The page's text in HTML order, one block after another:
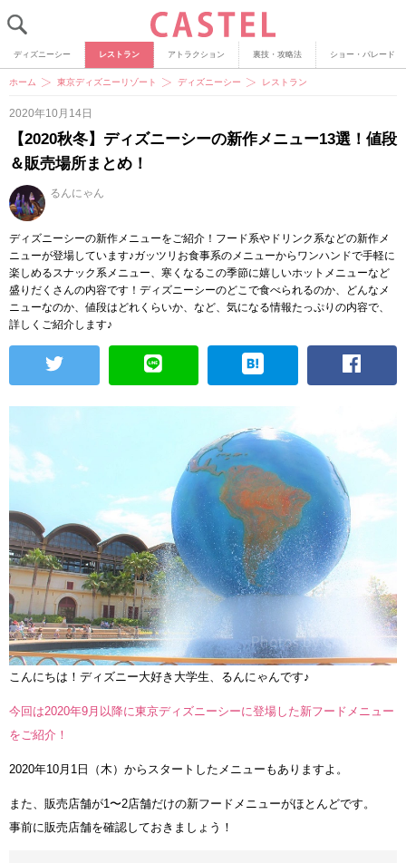
ディズニーシー レストラン アトラクション 裏技・攻略法 ショー・パレード
ホーム 東京ディズニーリゾート ディズニーシー レストラン
2020年10月14日
【2020秋冬】ディズニーシーの新作メニュー13選！値段
＆販売場所まとめ！
るんにゃん
ディズニーシーの新作メニューをご紹介！フード系やドリンク系などの新作メ
ニューが登場しています♪ガッツリお食事系のメニューからワンハンドで手軽に
楽しめるスナック系メニュー、寒くなるこの季節に嬉しいホットメニューなど
盛りだくさんの内容です！ディズニーシーのどこで食べられるのか、どんなメ
ニューなのか、値段はどれくらいか、など、気になる情報たっぷりの内容で、
詳しくご紹介します♪
こんにちは！ディズニー大好き大学生、るんにゃんです♪
今回は2020年9月以降に東京ディズニーシーに登場した新フードメニュー
をご紹介！
2020年10月1日（木）からスタートしたメニューもありますよ。
また、販売店舗が1〜2店舗だけの新フードメニューがほとんどです。
事前に販売店舗を確認しておきましょう！